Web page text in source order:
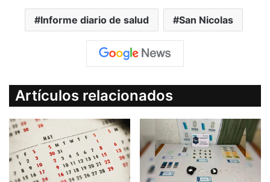
Informe diario de salud San Nicolas
Artículos relacionados